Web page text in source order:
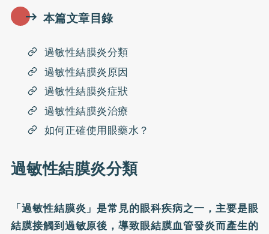
本篇文章目錄
過敏性結膜炎分類
過敏性結膜炎原因
過敏性結膜炎症狀
過敏性結膜炎治療
如何正確使用眼藥水？
過敏性結膜炎分類
「過敏性結膜炎」是常見的眼科疾病之一，主要是眼
結膜接觸到過敏原後，導致眼結膜血管發炎而產生的